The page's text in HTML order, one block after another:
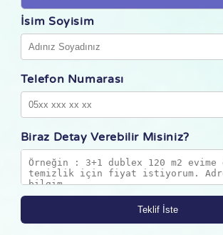
İsim Soyisim
Telefon Numarası
Biraz Detay Verebilir Misiniz?